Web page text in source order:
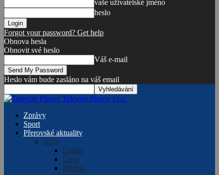
vaše uživatelské jméno
heslo
Forgot your password? Get help
Obnova hesla
Obnovit své heslo
Váš e-mail
Heslo vám bude zasláno na váš email
Televize Přerov s.r.o.
Zprávy
Sport
Přerovské aktuality
2026
Leden
Únor
Březen